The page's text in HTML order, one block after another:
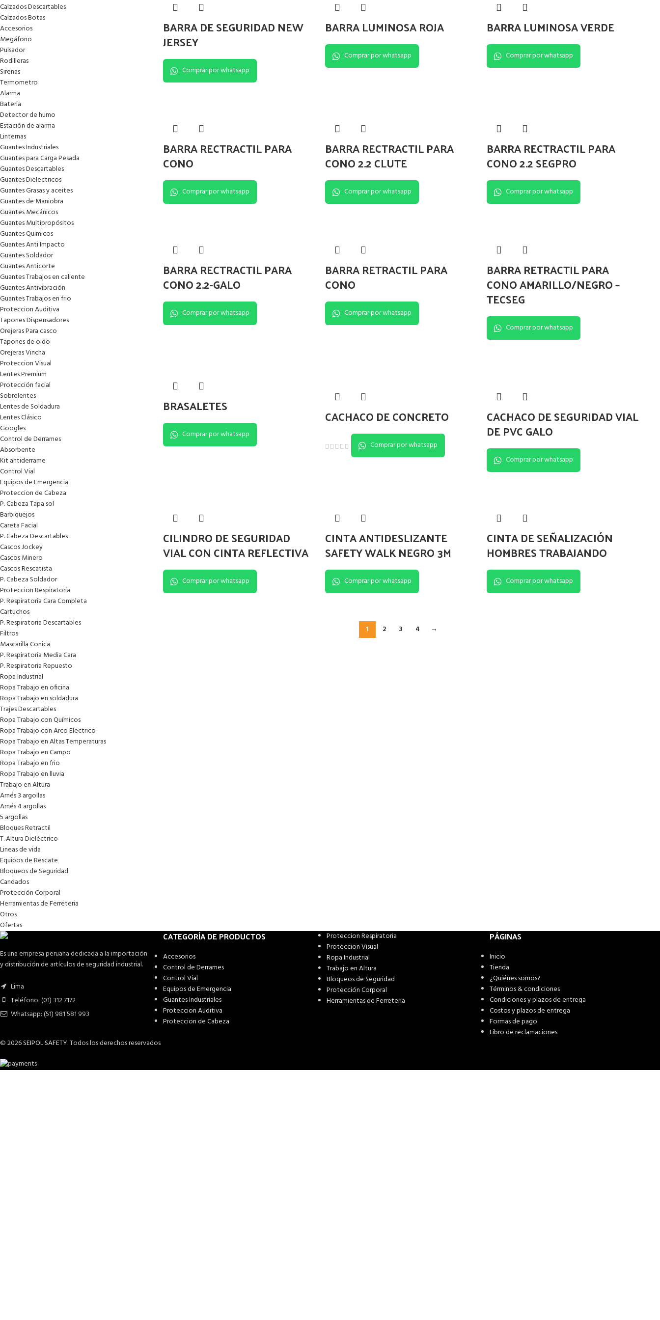
Calzados Descartables
Calzados Botas
Accesorios
Megáfono
Pulsador
Rodilleras
Sirenas
Termometro
Alarma
Bateria
Detector de humo
Estación de alarma
Linternas
Guantes Industriales
Guantes para Carga Pesada
Guantes Descartables
Guantes Dielectricos
Guantes Grasas y aceites
Guantes de Maniobra
Guantes Mecánicos
Guantes Multipropósitos
Guantes Quimicos
Guantes Anti Impacto
Guantes Soldador
Guantes Anticorte
Guantes Trabajos en caliente
Guantes Antivibración
Guantes Trabajos en frio
Proteccion Auditiva
Tapones Dispensadores
Orejeras Para casco
Tapones de oido
Orejeras Vincha
Proteccion Visual
Lentes Premium
Protección facial
Sobrelentes
Lentes de Soldadura
Lentes Clásico
Googles
Control de Derrames
Absorbente
Kit antiderrame
Control Vial
Equipos de Emergencia
Proteccion de Cabeza
P. Cabeza Tapa sol
Barbiquejos
Careta Facial
P. Cabeza Descartables
Cascos Jockey
Cascos Minero
Cascos Rescatista
P. Cabeza Soldador
Proteccion Respiratoria
P. Respiratoria Cara Completa
Cartuchos
P. Respiratoria Descartables
Filtros
Mascarilla Conica
P. Respiratoria Media Cara
P. Respiratoria Repuesto
Ropa Industrial
Ropa Trabajo en oficina
Ropa Trabajo en soldadura
Trajes Descartables
Ropa Trabajo con Químicos
Ropa Trabajo con Arco Electrico
Ropa Trabajo en Altas Temperaturas
Ropa Trabajo en Campo
Ropa Trabajo en frio
Ropa Trabajo en lluvia
Trabajo en Altura
Arnés 3 argollas
Arnés 4 argollas
5 argollas
Bloques Retractil
T. Altura Dieléctrico
Lineas de vida
Equipos de Rescate
Bloqueos de Seguridad
Candados
Protección Corporal
Herramientas de Ferreteria
Otros
Ofertas
BARRA DE SEGURIDAD NEW
JERSEY
Comprar por whatsapp
BARRA LUMINOSA ROJA
Comprar por whatsapp
BARRA LUMINOSA VERDE
Comprar por whatsapp
BARRA RECTRACTIL PARA
CONO
Comprar por whatsapp
BARRA RECTRACTIL PARA
CONO 2.2 CLUTE
Comprar por whatsapp
BARRA RECTRACTIL PARA
CONO 2.2 SEGPRO
Comprar por whatsapp
BARRA RECTRACTIL PARA
CONO 2.2-GALO
Comprar por whatsapp
BARRA RETRACTIL PARA
CONO
Comprar por whatsapp
BARRA RETRACTIL PARA
CONO AMARILLO/NEGRO –
TECSEG
Comprar por whatsapp
BRASALETES
Comprar por whatsapp
CACHACO DE CONCRETO
Comprar por whatsapp
CACHACO DE SEGURIDAD VIAL
DE PVC GALO
Comprar por whatsapp
CILINDRO DE SEGURIDAD
VIAL CON CINTA REFLECTIVA
Comprar por whatsapp
CINTA ANTIDESLIZANTE
SAFETY WALK NEGRO 3M
Comprar por whatsapp
CINTA DE SEÑALIZACIÓN
HOMBRES TRABAJANDO
Comprar por whatsapp
1 2 3 4 →
Es una empresa peruana dedicada a la importación
y distribución de artículos de seguridad industrial.
Lima
Teléfono: (01) 312 7172
Whatsapp: (51) 981 581 993
CATEGORÍA DE PRODUCTOS
Accesorios
Control de Derrames
Control Vial
Equipos de Emergencia
Guantes Industriales
Proteccion Auditiva
Proteccion de Cabeza
Proteccion Respiratoria
Proteccion Visual
Ropa Industrial
Trabajo en Altura
Bloqueos de Seguridad
Protección Corporal
Herramientas de Ferreteria
PÁGINAS
Inicio
Tienda
¿Quiénes somos?
Términos & condiciones
Condiciones y plazos de entrega
Costos y plazos de entrega
Formas de pago
Libro de reclamaciones
© 2026SEIPOL SAFETY. Todos los derechos reservados